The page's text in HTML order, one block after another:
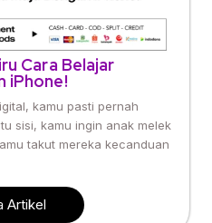
Cara Belajar
iPhone!
kamu pasti pernah
sisi, kamu ingin anak melek
takut mereka kecanduan
Artikel